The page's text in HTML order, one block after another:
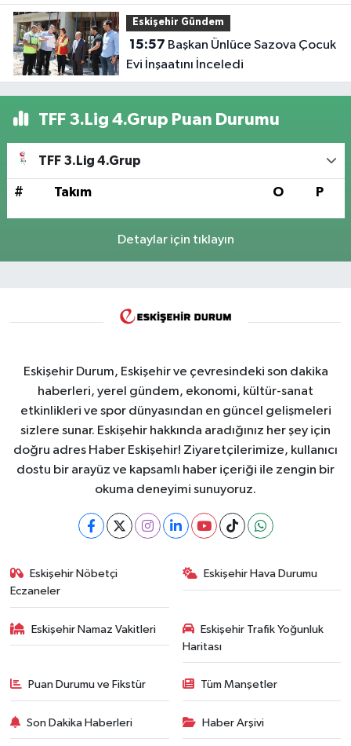
Eskişehir Gündem
15:57
Evi İnşaatını İnceledi
TFF 3.Lig 4.Grup Puan Durumu
TFF 3.Lig 4.Grup
# Takım O P
Detaylar için tıklayın
Eskişehir Durum, Eskişehir ve çevresindeki son dakika
haberleri, yerel gündem, ekonomi, kültür-sanat
etkinlikleri ve spor dünyasından en güncel gelişmeleri
sizlere sunar. Eskişehir hakkında aradığınız her şey için
doğru adres Haber Eskişehir! Ziyaretçilerimize, kullanıcı
dostu bir arayüz ve kapsamlı haber içeriği ile zengin bir
okuma deneyimi sunuyoruz.
Eskişehir Nöbetçi
Eczaneler
Eskişehir Hava Durumu
Eskişehir Namaz Vakitleri
Eskişehir Trafik Yoğunluk
Haritası
Puan Durumu ve Fikstür Tüm Manşetler
Son Dakika Haberleri Haber Arşivi